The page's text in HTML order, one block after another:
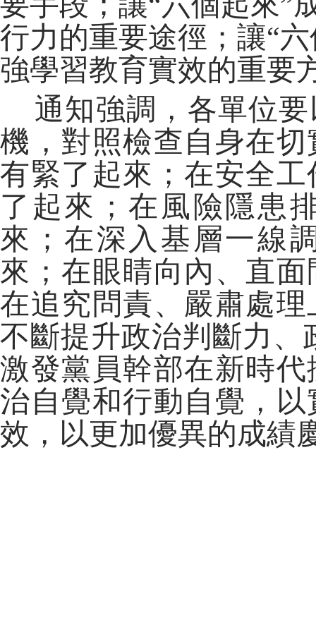
行力的重要途徑；讓“
強學習教育實效的重要
通知強調，各單位要
機，對照檢查自身在
有緊了起來；在安全
了起來；在風險隱患
來；在深入基層一線
來；在眼睛向內、直
在追究問責、嚴肅處
不斷提升政治判斷力
激發黨員幹部在新時
治自覺和行動自覺，
效，以更加優異的成績